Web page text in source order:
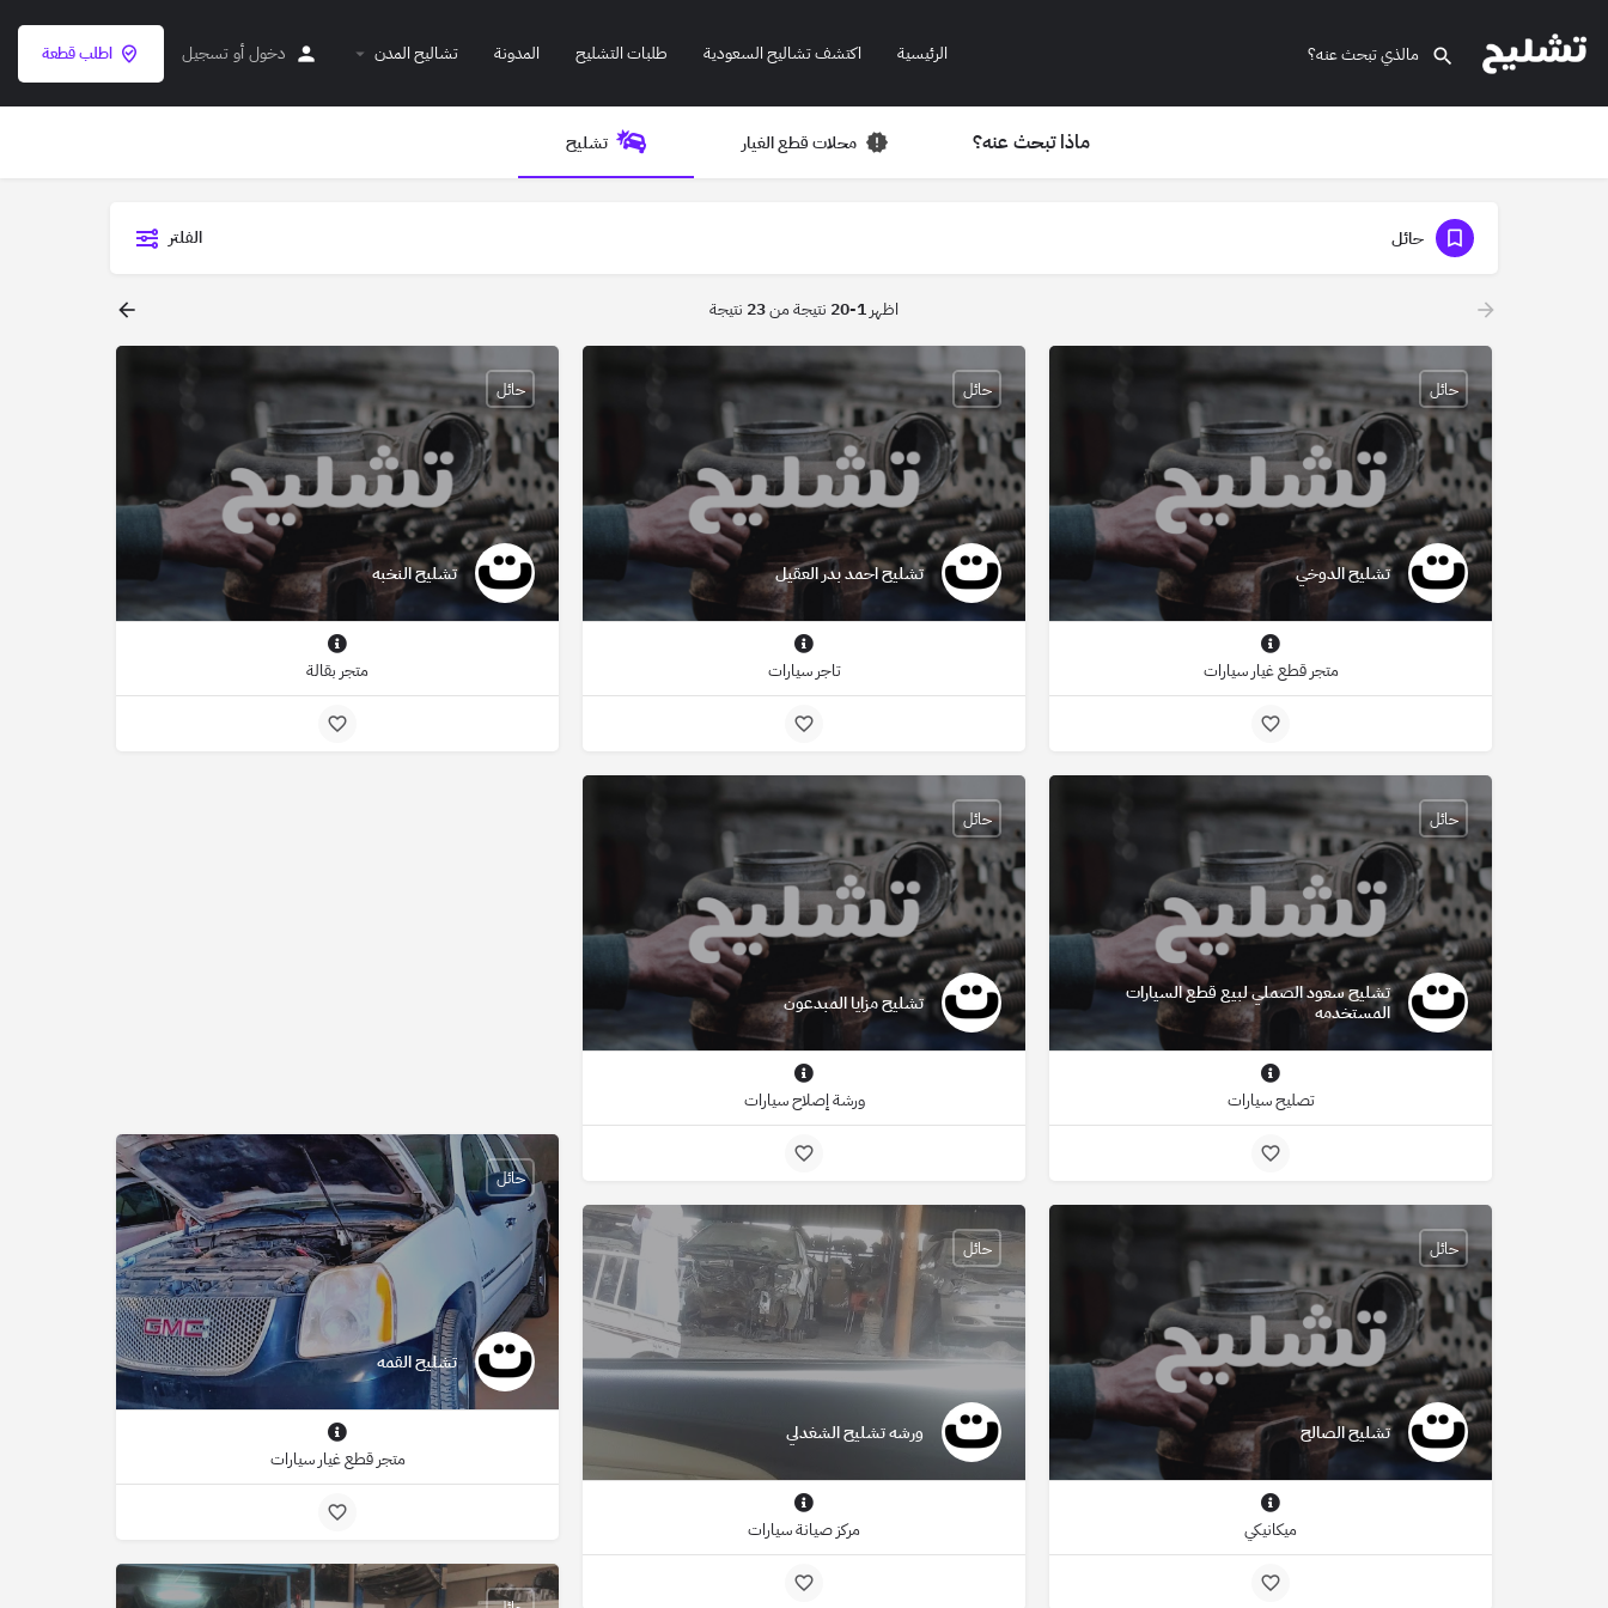
الرئيسية اكتشف تشاليح السعودية طلبات التشليح المدونة تشاليح المدن دخولأوتسجيل اطلب قطعة
ماذا تبحث عنه؟ محلات قطع الغيار تشليح
حائل الفلتر
اظهر1-20 نتيجة من23 نتيجة
تشليح الدوخي
حائل
متجر قطع غيار سيارات
تشليح احمد بدر العقيل
حائل
تاجر سيارات
تشليح النخبه
حائل
متجر بقالة
تشليح سعود الصملي لبيع قطع السيارات
المستخدمه
حائل
تصليح سيارات
تشليح مزايا المبدعون
حائل
ورشة إصلاح سيارات
تشليح القمه
حائل
متجر قطع غيار سيارات
تشليح الصالح
حائل
ميكانيكي
ورشه تشليح الشغدلي
حائل
مركز صيانة سيارات